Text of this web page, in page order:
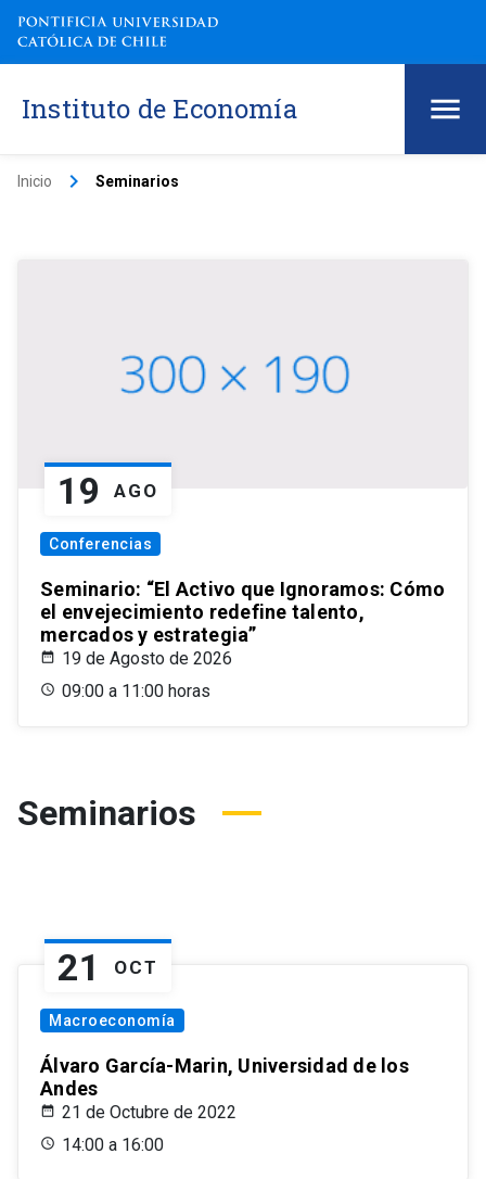
Instituto de Economía
Inicio keyboard_arrow_right Seminarios
19 AGO
Conferencias
Seminario: “El Activo que Ignoramos: Cómo
el envejecimiento redefine talento,
mercados y estrategia”
19 de Agosto de 2026
09:00 a 11:00 horas
Seminarios
21 OCT
Macroeconomía
Álvaro García-Marin, Universidad de los
Andes
21 de Octubre de 2022
14:00 a 16:00